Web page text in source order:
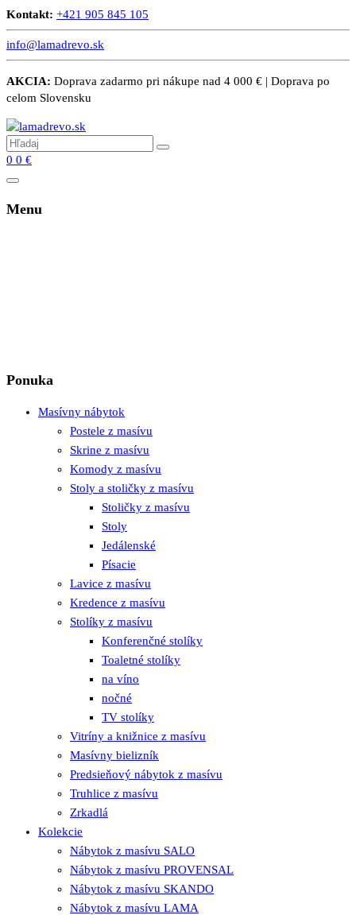
Kontakt: +421 905 845 105
info@lamadrevo.sk
AKCIA: Doprava zadarmo pri nákupe nad 4 000 € | Doprava po
celom Slovensku
0 0 €
Menu
Ponuka
Masívny nábytok
Postele z masívu
Skrine z masívu
Komody z masívu
Stoly a stoličky z masívu
Stoličky z masívu
Stoly
Jedálenské
Písacie
Lavice z masívu
Kredence z masívu
Stolíky z masívu
Konferenčné stolíky
Toaletné stolíky
na víno
nočné
TV stolíky
Vitríny a knižnice z masívu
Masívny bielizník
Predsieňový nábytok z masívu
Truhlice z masívu
Zrkadlá
Kolekcie
Nábytok z masívu SALO
Nábytok z masívu PROVENSAL
Nábytok z masívu SKANDO
Nábytok z masívu LAMA